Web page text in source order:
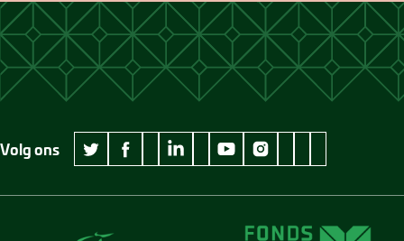
Volg ons
twitter Museum Jan Cunen
facebook Museum Jan Cunen
wikipedia Museum Jan Cunen
linkedin Museum Jan Cunen
googleplus Museum Jan Cunen
youtube Museum Jan Cunen
instagram Museum